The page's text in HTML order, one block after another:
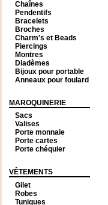
Chaînes
Pendentifs
Bracelets
Broches
Charm's et Beads
Piercings
Montres
Diadèmes
Bijoux pour portable
Anneaux pour foulard
MAROQUINERIE
Sacs
Valises
Porte monnaie
Porte cartes
Porte chéquier
VÊTEMENTS
Gilet
Robes
Tuniques